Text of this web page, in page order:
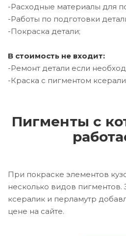
-Расходные материалы для
-Работы по подготовки
-Покраска детали;
В стоимость не входит:
-Ремонт детали если
-Краска с пигментом
Пигменты с
При покраске элементов
несколько видов пигментов.
ксералик и перламутр
цене на сайте.